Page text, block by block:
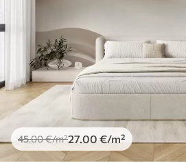
45.00€/m²27 .00 €/m²